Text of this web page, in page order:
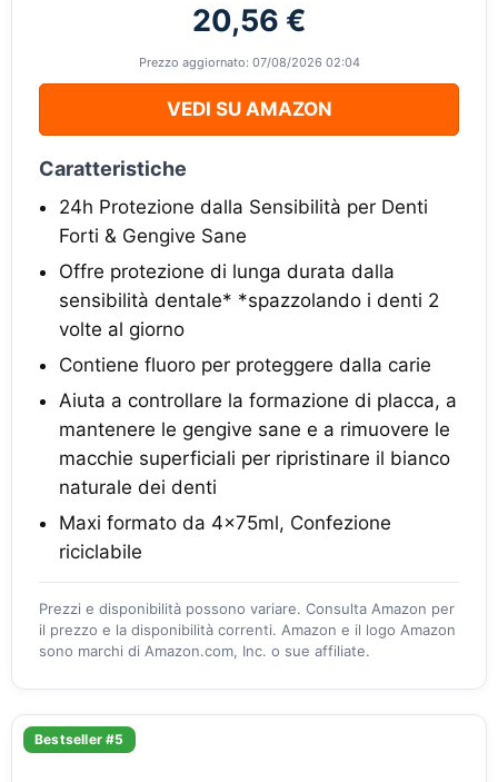
20,56 €
Prezzo aggiornato: 07/08/2026 02:04
VEDI SU AMAZON
Caratteristiche
24h Protezione dalla Sensibilità per Denti
Forti & Gengive Sane
Offre protezione di lunga durata dalla
sensibilità dentale* *spazzolando i denti 2
volte al giorno​
Contiene fluoro per proteggere dalla carie​
Aiuta a controllare la formazione di placca​, a
mantenere le gengive sane​ e a rimuovere le
macchie superficiali per ripristinare il bianco
naturale dei denti​
Maxi formato da 4x75ml, Confezione
riciclabile​
Prezzi e disponibilità possono variare. Consulta Amazon per
il prezzo e la disponibilità correnti. Amazon e il logo Amazon
sono marchi di Amazon.com, Inc. o sue affiliate.
Bestseller #5